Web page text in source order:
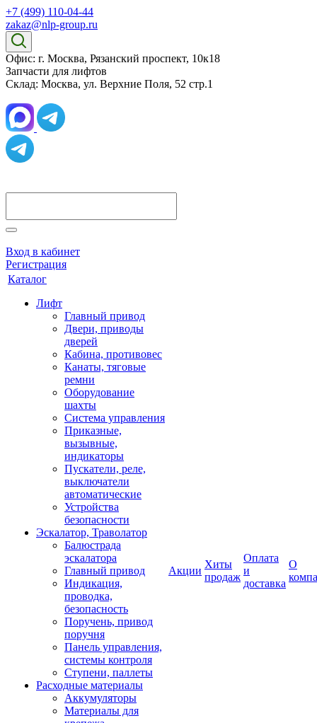
+7 (499) 110-04-44
zakaz@nlp-group.ru
Офис: г. Москва, Рязанский проспект, 10к18
Запчасти для лифтов
Склад: Москва, ул. Верхние Поля, 52 стр.1
Вход в кабинет
Регистрация
Каталог
Лифт
Главный привод
Двери, приводы
дверей
Кабина, противовес
Канаты, тяговые
ремни
Оборудование
шахты
Система управления
Приказные,
вызывные,
индикаторы
Пускатели, реле,
выключатели
автоматические
Устройства
безопасности
Эскалатор, Траволатор
Балюстрада
эскалатора
Главный привод
Индикация,
проводка,
безопасность
Поручень, привод
поручня
Панель управления,
системы контроля
Ступени, паллеты
Расходные материалы
Аккумуляторы
Материалы для
Акции
Хиты
продаж
Оплата
и
доставка
О